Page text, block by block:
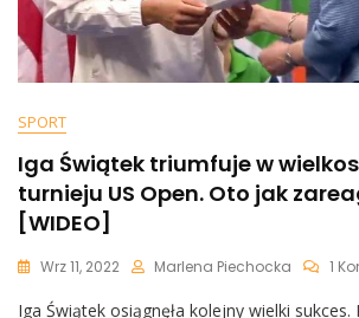
SPORT
Iga Świątek triumfuje w
turnieju US Open. Oto jak
[WIDEO]
Wrz 11, 2022 Marlena Piechocka 1
Iga Świątek osiągnęła kolejny wielki sukces.